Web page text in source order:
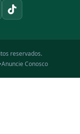
reservados.
Anuncie Conosco